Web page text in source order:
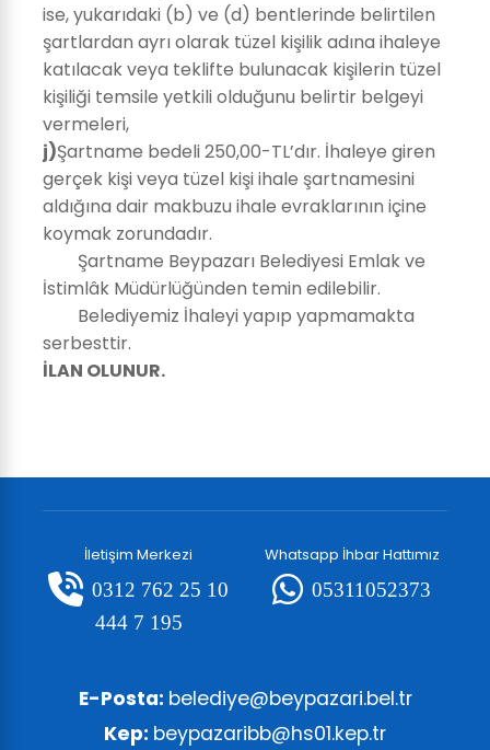
ise, yukarıdaki (b) ve (d) bentlerinde belirtilen
şartlardan ayrı olarak tüzel kişilik adına ihaleye
katılacak veya teklifte bulunacak kişilerin tüzel
kişiliği temsile yetkili olduğunu belirtir belgeyi
vermeleri,
j)Şartname bedeli 250,00-TL’dır. İhaleye giren
gerçek kişi veya tüzel kişi ihale şartnamesini
aldığına dair makbuzu ihale evraklarının içine
koymak zorundadır.
Şartname Beypazarı Belediyesi Emlak ve
İstimlâk Müdürlüğünden temin edilebilir.
Belediyemiz İhaleyi yapıp yapmamakta
serbesttir.
İLAN OLUNUR.
İletişim Merkezi
0312 762 25 10
444 7 195
Whatsapp İhbar Hattımız
05311052373
E-Posta: belediye@beypazari.bel.tr
Kep: beypazaribb@hs01.kep.tr